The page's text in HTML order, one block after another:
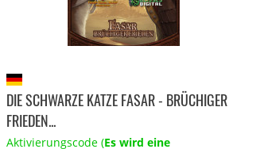
DIE SCHWARZE KATZE FASAR - BRÜCHIGER
FRIEDEN...
Aktivierungscode (Es wird eine